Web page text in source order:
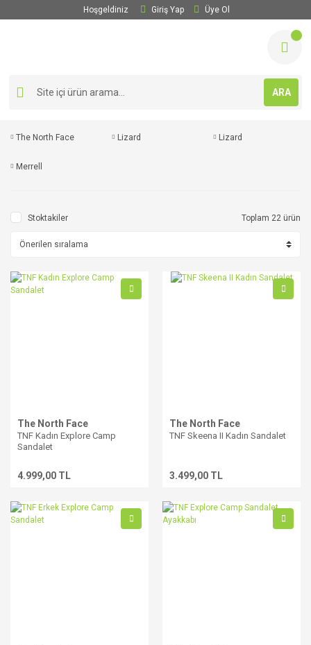
Hoşgeldiniz Giriş Yap Üye Ol
ARA
The North Face Lizard Lizard
Merrell
Stoktakiler Toplam 22 ürün
The North Face
TNF Kadın Explore Camp
Sandalet
4.999,00 TL
The North Face
TNF Skeena II Kadın Sandalet
3.499,00 TL